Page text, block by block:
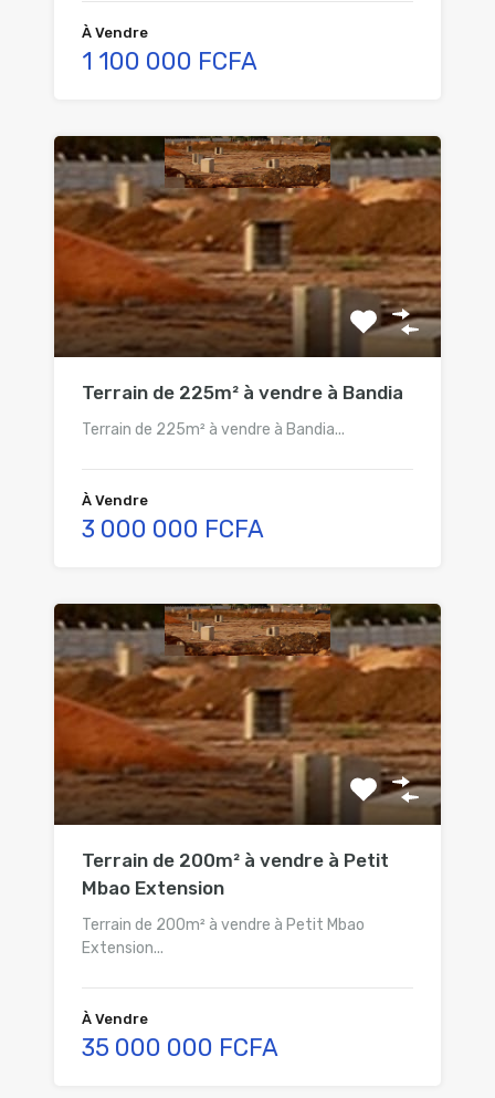
À Vendre
1 100 000 FCFA
Terrain de 225m² à vendre à Bandia
Terrain de 225m² à vendre à Bandia...
À Vendre
3 000 000 FCFA
Terrain de 200m² à vendre à Petit
Mbao Extension
Terrain de 200m² à vendre à Petit Mbao
Extension...
À Vendre
35 000 000 FCFA